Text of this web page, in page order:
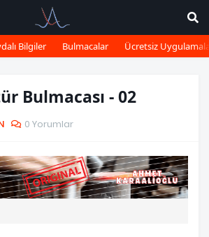
Bilgiler Bulmacalar Ücretsiz
Bulmacası - 02
0 Yorumlar